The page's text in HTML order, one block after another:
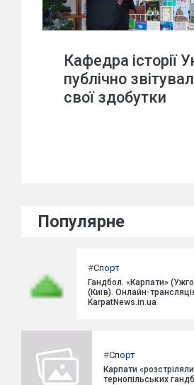
Кафедра історії
публічно
свої здобутки
Популярне
#Спорт
Гандбол. «Карпати»
(Київ). Онлайн-
KarpatNews.in.ua
#Спорт
Карпати
тернопільських